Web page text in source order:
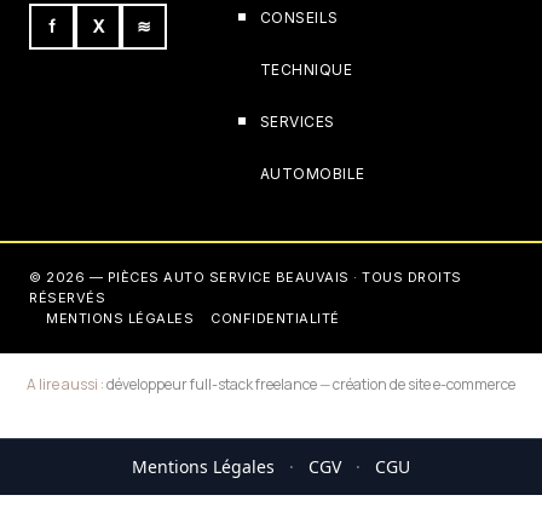
f X ≋ CONSEILS
TECHNIQUE
SERVICES
AUTOMOBILE
© 2026 — PIÈCES AUTO SERVICE BEAUVAIS · TOUS DROITS
RÉSERVÉS
MENTIONS LÉGALES
CONFIDENTIALITÉ
A lire aussi :développeur full-stack freelance—création de site e-commerce
Mentions Légales · CGV · CGU